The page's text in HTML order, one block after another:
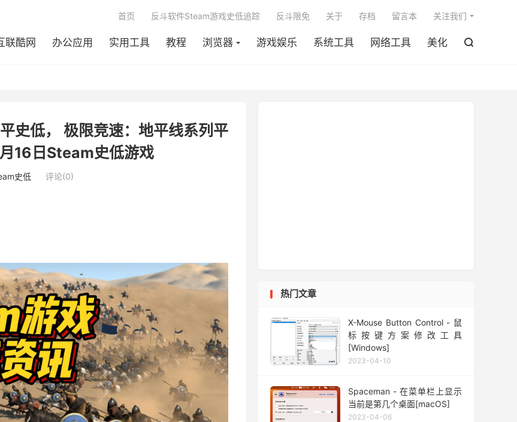
联酷网 办公应用 实用工具 教程 浏览器 游戏娱乐 系统工具 网络工具 美化 
首页 反斗软件Steam游戏史低追踪 反斗限免 关于 存档 留言本 关注我们
史低， 极限竞速：地平线系列平
16日Steam史低游戏
史低 评论(0)
热门文章
X-Mouse Button Control - 鼠
标按键方案修改工具
[Windows]
2023-04-10
Spaceman - 在菜单栏上显示
当前是第几个桌面[macOS]
2023-04-06